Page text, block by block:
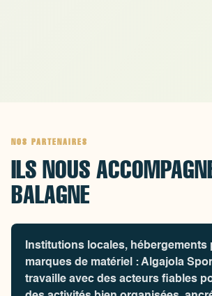
NOS PARTENAIRES
ILS NOUS
BALAGNE
Institutions locales, hébergements
marques de matériel : Algajola
travaille avec des acteurs fiables